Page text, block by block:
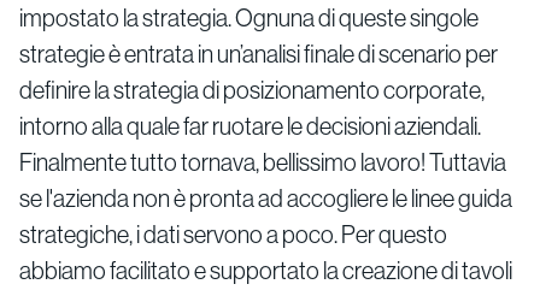
impostato la strategia. Ognuna di queste singole
strategie è entrata in un’analisi finale di scenario per
definire la strategia di posizionamento corporate,
intorno alla quale far ruotare le decisioni aziendali.
Finalmente tutto tornava, bellissimo lavoro! Tuttavia
se l'azienda non è pronta ad accogliere le linee guida
strategiche, i dati servono a poco. Per questo
abbiamo facilitato e supportato la creazione di tavoli